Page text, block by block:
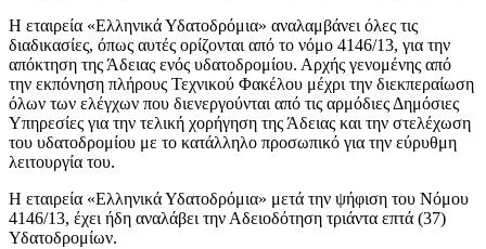
Η εταιρεία «Ελληνικά Υδατοδρόμια» αναλαμβάνει όλες τις
διαδικασίες, όπως αυτές ορίζονται από το νόμο 4146/13, για την
απόκτηση της Άδειας ενός υδατοδρομίου. Αρχής γενομένης από
την εκπόνηση πλήρους Τεχνικού Φακέλου μέχρι την διεκπεραίωση
όλων των ελέγχων που διενεργούνται από τις αρμόδιες Δημόσιες
Υπηρεσίες για την τελική χορήγηση της Άδειας και την στελέχωση
του υδατοδρομίου με το κατάλληλο προσωπικό για την εύρυθμη
λειτουργία του.
Η εταιρεία «Ελληνικά Υδατοδρόμια» μετά την ψήφιση του Νόμου
4146/13, έχει ήδη αναλάβει την Αδειοδότηση τριάντα επτά (37)
Υδατοδρομίων.